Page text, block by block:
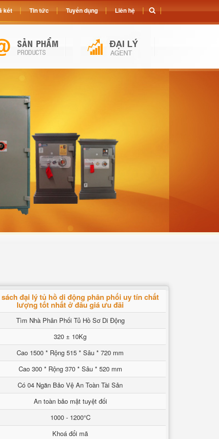
đại lý tủ hồ di động phân phối uy tín chất
lượng tốt nhất ở đâu giá ưu đãi
Tìm Nhà Phân Phối Tủ Hồ Sơ Di Động
320 ± 10Kg
Cao 1500 * Rộng 515 * Sâu * 720 mm
Cao 300 * Rộng 370 * Sâu * 520 mm
Có 04 Ngăn Bảo Vệ An Toàn Tài Sản
An toàn bảo mật tuyệt đối
1000 - 1200°C
Khoá đổi mã
két Tin tức Tuyển dụng Liên hệ